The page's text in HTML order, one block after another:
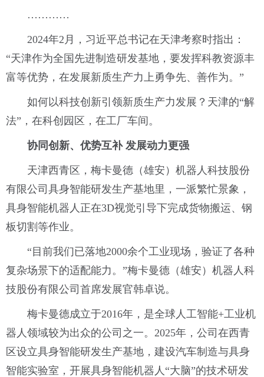
…………
2024年2月，习近平总书记在天津考察时指出：
“天津作为全国先进制造研发基地，要发挥科教资源丰
富等优势，在发展新质生产力上勇争先、善作为。”
如何以科技创新引领新质生产力发展？天津的“解
法”，在科创园区，在工厂车间。
协同创新、优势互补 发展动力更强
天津西青区，梅卡曼德（雄安）机器人科技股份
有限公司具身智能研发生产基地里，一派繁忙景象，
具身智能机器人正在3D视觉引导下完成货物搬运、钢
板切割等作业。
“目前我们已落地2000余个工业现场，验证了各种
复杂场景下的适配能力。”梅卡曼德（雄安）机器人科
技股份有限公司首席发展官韩卓说。
梅卡曼德成立于2016年，是全球人工智能+工业机
器人领域较为出众的公司之一。2025年，公司在西青
区设立具身智能研发生产基地，建设汽车制造与具身
智能实验室，开展具身智能机器人“大脑”的技术研发